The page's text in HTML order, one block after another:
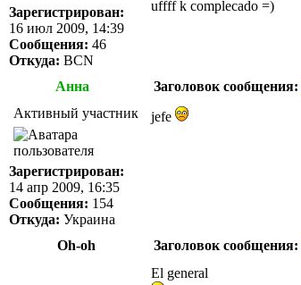
Зарегистрирован:
16 июл 2009, 14:39
Сообщения: 46
Откуда: BCN
uffff k complecado =)
Анна Заголовок сообщения:
Активный участник
Зарегистрирован:
14 апр 2009, 16:35
Сообщения: 154
Откуда: Украина
jefe
Oh-oh Заголовок сообщения:
El general